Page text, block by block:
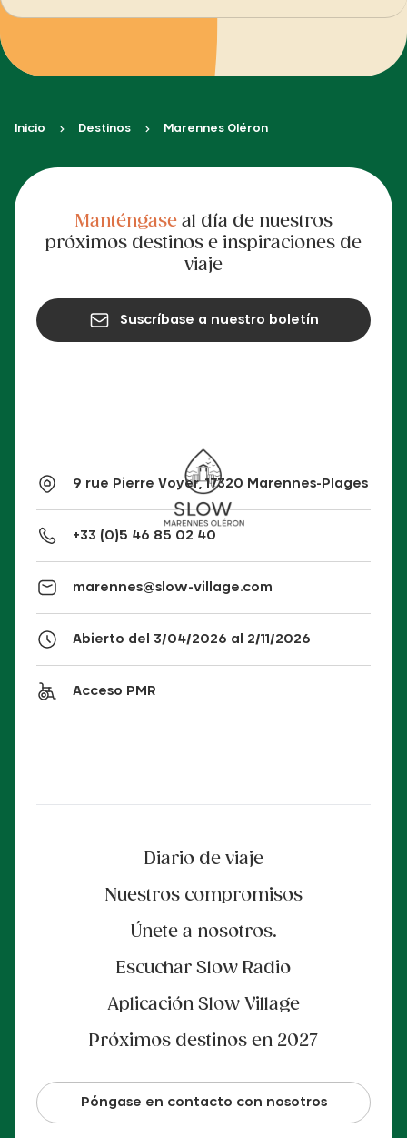
Inicio Destinos Marennes Oléron
9 rue Pierre Voyer, 17320 Marennes-Plages
+33 (0)5 46 85 02 40
marennes@slow-village.com
Abierto del 3/04/2026 al 2/11/2026
Acceso PMR
Diario de viaje
Nuestros compromisos
Únete a nosotros.
Escuchar Slow Radio
Aplicación Slow Village
Próximos destinos en 2027
Póngase en contacto con nosotros
Manténgaseal día de nuestros
próximos destinos e inspiraciones de
viaje
Suscríbase a nuestro boletín